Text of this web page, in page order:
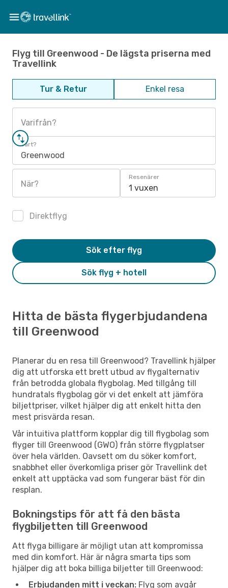
Flyg till Greenwood - De lägsta priserna med
Travellink
Tur & Retur Enkel resa
Varifrån?
Vart?
Greenwood
När?
Resenärer
1 vuxen
Direktflyg
Sök flyg + hotell
Sök efter flyg
Hitta de bästa flygerbjudandena
till Greenwood
Planerar du en resa till Greenwood? Travellink hjälper
dig att utforska ett brett utbud av flygalternativ
från betrodda globala flygbolag. Med tillgång till
hundratals flygbolag gör vi det enkelt att jämföra
biljettpriser, vilket hjälper dig att enkelt hitta den
mest prisvärda resan.
Vår intuitiva plattform kopplar dig till flygbolag som
flyger till Greenwood (GWO) från större flygplatser
över hela världen. Oavsett om du söker komfort,
snabbhet eller överkomliga priser gör Travellink det
enkelt att upptäcka vad som fungerar bäst för din
resplan.
Bokningstips för att få den bästa
flygbiljetten till Greenwood
Att flyga billigare är möjligt utan att kompromissa
med din komfort. Här är några smarta tips som
hjälper dig att boka billiga biljetter till Greenwood:
Erbjudanden mitt i veckan: Flyg som avgår